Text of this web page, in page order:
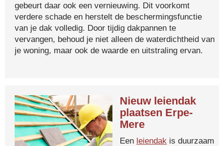
gebeurt daar ook een vernieuwing. Dit voorkomt
verdere schade en herstelt de beschermingsfunctie
van je dak volledig. Door tijdig dakpannen te
vervangen, behoud je niet alleen de waterdichtheid van
je woning, maar ook de waarde en uitstraling ervan.
Nieuw leiendak
plaatsen Erpe-
Mere
Een leiendak is duurzaam